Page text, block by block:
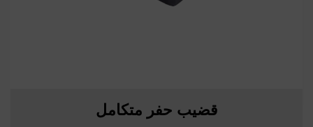
قضيب حفر متكامل